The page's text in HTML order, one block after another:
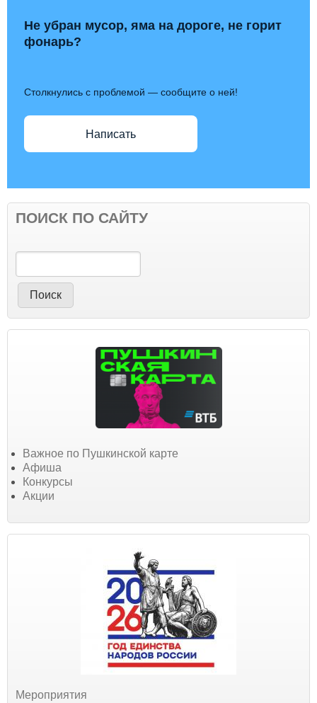
Не убран мусор, яма на дороге, не горит
фонарь?
Столкнулись с проблемой — сообщите о ней!
Написать
ПОИСК ПО САЙТУ
Поиск
Важное по Пушкинской карте
Афиша
Конкурсы
Акции
Мероприятия